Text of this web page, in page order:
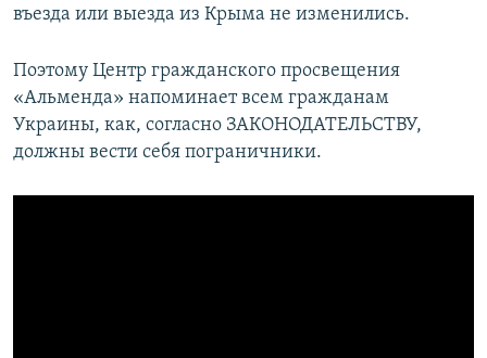
въезда или выезда из Крыма не изменились.
Поэтому Центр гражданского просвещения
«Альменда» напоминает всем гражданам
Украины, как, согласно ЗАКОНОДАТЕЛЬСТВУ,
должны вести себя пограничники.